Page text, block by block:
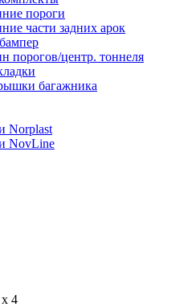
пороги
части задних арок
порогов/центр. тоннеля
багажника
Norplast
NovLine
4